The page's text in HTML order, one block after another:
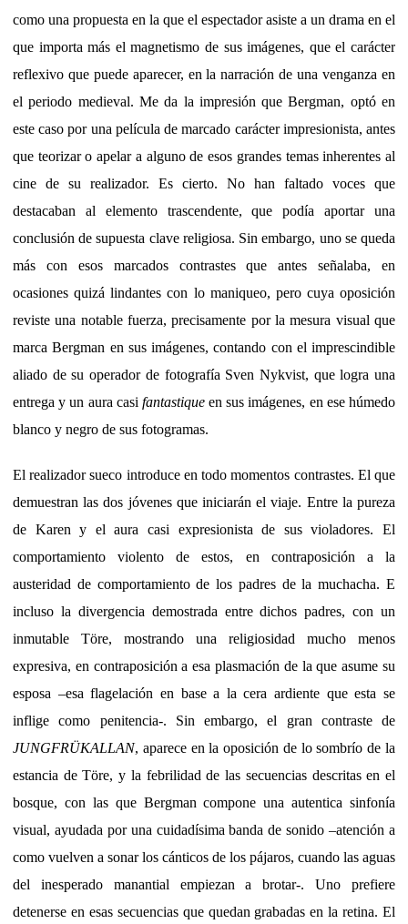
como una propuesta en la que el espectador asiste a un drama en el
que importa más el magnetismo de sus imágenes, que el carácter
reflexivo que puede aparecer, en la narración de una venganza en
el periodo medieval. Me da la impresión que Bergman, optó en
este caso por una película de marcado carácter impresionista, antes
que teorizar o apelar a alguno de esos grandes temas inherentes al
cine de su realizador. Es cierto. No han faltado voces que
destacaban al elemento trascendente, que podía aportar una
conclusión de supuesta clave religiosa. Sin embargo, uno se queda
más con esos marcados contrastes que antes señalaba, en
ocasiones quizá lindantes con lo maniqueo, pero cuya oposición
reviste una notable fuerza, precisamente por la mesura visual que
marca Bergman en sus imágenes, contando con el imprescindible
aliado de su operador de fotografía Sven Nykvist, que logra una
entrega y un aura casi fantastiqueen sus imágenes, en ese húmedo
blanco y negro de sus fotogramas.
El realizador sueco introduce en todo momentos contrastes. El que
demuestran las dos jóvenes que iniciarán el viaje. Entre la pureza
de Karen y el aura casi expresionista de sus violadores. El
comportamiento violento de estos, en contraposición a la
austeridad de comportamiento de los padres de la muchacha. E
incluso la divergencia demostrada entre dichos padres, con un
inmutable Töre, mostrando una religiosidad mucho menos
expresiva, en contraposición a esa plasmación de la que asume su
esposa –esa flagelación en base a la cera ardiente que esta se
inflige como penitencia-. Sin embargo, el gran contraste de
JUNGFRÜKALLAN, aparece en la oposición de lo sombrío de la
estancia de Töre, y la febrilidad de las secuencias descritas en el
bosque, con las que Bergman compone una autentica sinfonía
visual, ayudada por una cuidadísima banda de sonido –atención a
como vuelven a sonar los cánticos de los pájaros, cuando las aguas
del inesperado manantial empiezan a brotar-. Uno prefiere
detenerse en esas secuencias que quedan grabadas en la retina. El